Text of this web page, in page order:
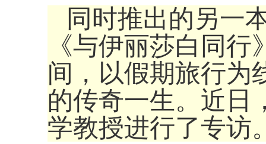
同时推出的另一
《与伊丽莎白同
间，以假期旅行为
的传奇一生。近日
学教授进行了